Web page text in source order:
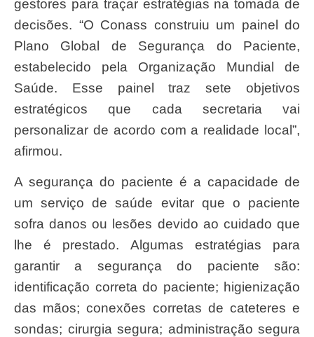
gestores para traçar estratégias na tomada de
decisões. “O Conass construiu um painel do
Plano Global de Segurança do Paciente,
estabelecido pela Organização Mundial de
Saúde. Esse painel traz sete objetivos
estratégicos que cada secretaria vai
personalizar de acordo com a realidade local”,
afirmou.
A segurança do paciente é a capacidade de
um serviço de saúde evitar que o paciente
sofra danos ou lesões devido ao cuidado que
lhe é prestado. Algumas estratégias para
garantir a segurança do paciente são:
identificação correta do paciente; higienização
das mãos; conexões corretas de cateteres e
sondas; cirurgia segura; administração segura